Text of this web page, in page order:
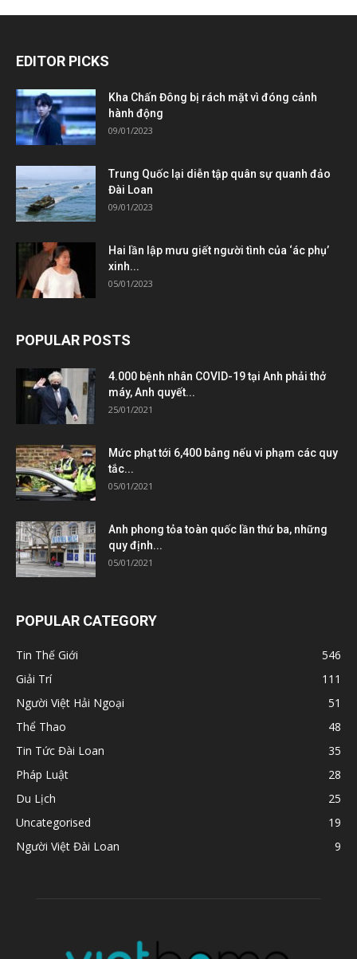
EDITOR PICKS
Kha Chấn Đông bị rách mặt vì đóng cảnh
hành động
09/01/2023
Trung Quốc lại diễn tập quân sự quanh đảo
Đài Loan
09/01/2023
Hai lần lập mưu giết người tình của ‘ác phụ’
xinh...
05/01/2023
POPULAR POSTS
4.000 bệnh nhân COVID-19 tại Anh phải thở
máy, Anh quyết...
25/01/2021
Mức phạt tới 6,400 bảng nếu vi phạm các quy
tắc...
05/01/2021
Anh phong tỏa toàn quốc lần thứ ba, những
quy định...
05/01/2021
POPULAR CATEGORY
Tin Thế Giới
546
Giải Trí
111
Người Việt Hải Ngoại
51
Thể Thao
48
Tin Tức Đài Loan
35
Pháp Luật
28
Du Lịch
25
Uncategorised
19
Người Việt Đài Loan
9